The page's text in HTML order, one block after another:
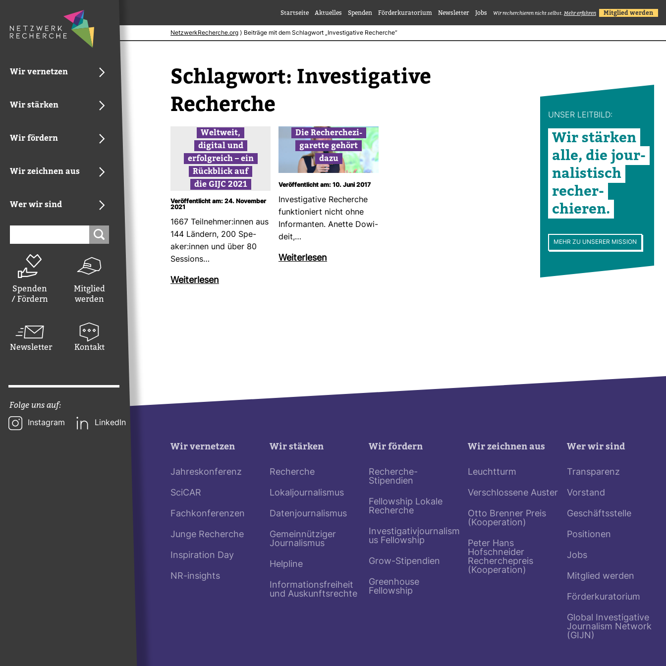
Wir vernetzen
Wir stärken
Wir fördern
Wir zeichnen aus
Wer wir sind
Spenden
/ Fördern
Mitglied
werden
Newsletter Kontakt
Folge uns auf:
Instagram LinkedIn
Startseite Aktuelles Spenden Förderkuratorium Newsletter Jobs Wir recherchieren nicht selbst. Mehr erfahren Mitglied werden
NetzwerkRecherche.org ⟩ Beiträge mit dem Schlagwort „Investigative Recherche“
Schlag­wort: Inves­ti­ga­tive
Recherche
Welt­weit,
digital und
erfolg­reich – ein
Rück­blick auf
die GIJC 2021
Veröffentlicht am: 24. November
2021
­
1667 Teil­nehmer:innen aus
144 Län­dern, 200 Spe­
aker:innen und über 80
Ses­sions…
Wei­ter­lesen
Die Recher­che­zi­
ga­rette gehört
dazu
Veröffentlicht am: 10. Juni 2017
Inves­ti­ga­tive Recherche
funk­tio­niert nicht ohne
Infor­manten. Anette Dowi­
deit,…
Wei­ter­lesen
UNSER LEIT­BILD:
Wir stärken
alle, die jour­
na­lis­tisch
recher­
chieren.
MEHR ZU UNSERER MISSION
Wir vernetzen
Jahreskonferenz
SciCAR
Fachkonferenzen
Junge Recherche
Inspiration Day
NR-insights
Wir stärken
Recherche
Lokaljournalismus
Datenjournalismus
Gemeinnütziger
Journalismus
Helpline
Informationsfreiheit
und Auskunftsrechte
Wir fördern
Recherche-
Stipendien
Fellowship Lokale
Recherche
Investigativjournalism
us Fellowship
Grow-Stipendien
Greenhouse
Fellowship
Wir zeichnen aus
Leuchtturm
Verschlossene Auster
Otto Brenner Preis
(Kooperation)
Peter Hans
Hofschneider
Recherchepreis
(Kooperation)
Wer wir sind
Transparenz
Vorstand
Geschäftsstelle
Positionen
Jobs
Mitglied werden
Förderkuratorium
Global Investigative
Journalism Network
(GIJN)